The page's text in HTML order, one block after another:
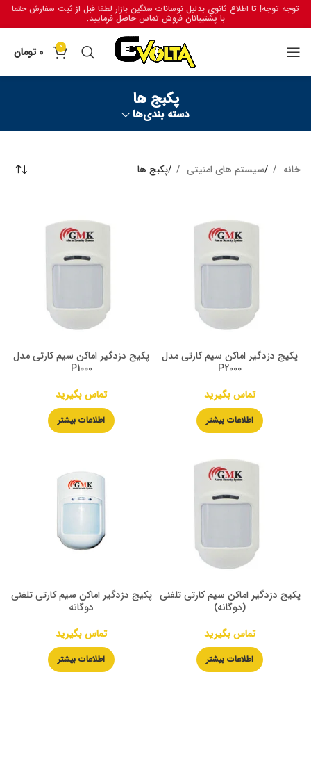
توجه توجه! تا اطلاع ثانوی بدلیل نوسانات سنگین بازار لطفا قبل از ثبت سفارش حتما
با پشتیبانان فروش تماس حاصل فرمایید.
0
0 تومان
پکبج ها
دسته بندی‌ها
خانه سیستم های امنیتی پکبج ها
پکیج دزدگیر اماکن سیم کارتی مدل
P2000
تماس بگیرید
اطلاعات بیشتر
پکیج دزدگیر اماکن سیم کارتی مدل
P1000
تماس بگیرید
اطلاعات بیشتر
پکیج دزدگیر اماکن سیم کارتی تلفنی
(دوگانه)
تماس بگیرید
اطلاعات بیشتر
پکیج دزدگیر اماکن سیم کارتی تلفنی
دوگانه
تماس بگیرید
اطلاعات بیشتر